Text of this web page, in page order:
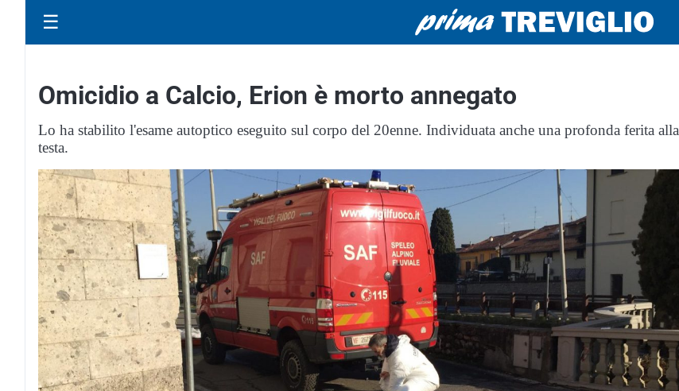
☰
Omicidio a Calcio, Erion è morto annegato
Lo ha stabilito l'esame autoptico eseguito sul corpo del 20enne. Individuata anche una profonda ferita alla
testa.